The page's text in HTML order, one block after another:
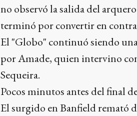
no observó la salida del
terminó por convertir en
El "Globo" continuó siendo
por Amade, quien intervino
Sequeira.
Pocos minutos antes del final
El surgido en Banfield remató